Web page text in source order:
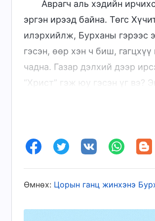
Аврагч аль хэдийн
эргэн ирээд байна. Төгс
илэрхийлж, Бурханы гэрээс
гэсэн, өөр хэн ч биш,
чадна. Газар дэлхий дээр
“Христ” гэж юу гэсэн үг вэ?
Хүчит Бурхан хүн
чанарыг ил болгох, хүний
үнэнийг хэрэглэдэг. Хүний
мэргэн ухаан, зан чанар гэх
Өмнөх: Цорын ганц жинхэнэ